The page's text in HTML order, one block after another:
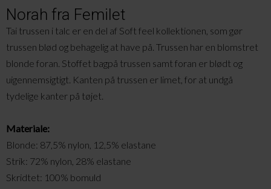
Norah fra Femilet
Tai trussen i talc er en del af Soft feel kollektionen, som gør
trussen blød og behagelig at have på. Trussen har en blomstret
blonde foran. Stoffet bagpå trussen samt foran er blødt og
uigennemsigtigt. Kanten på trussen er limet, for at undgå
tydelige kanter på tøjet.
Materiale:
Blonde: 87,5% nylon, 12,5% elastane
Strik: 72% nylon, 28% elastane
Skridtet: 100% bomuld